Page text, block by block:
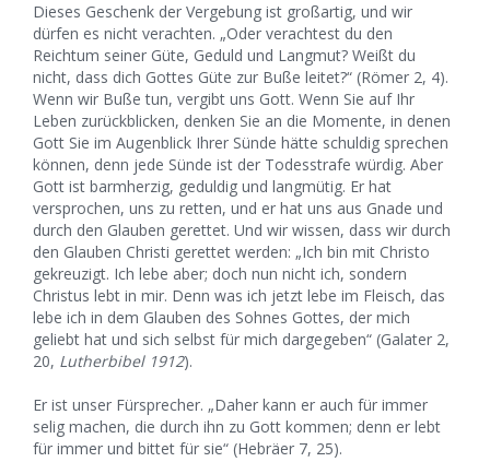
Dieses Geschenk der Vergebung ist großartig, und wir
dürfen es nicht verachten. „Oder verachtest du den
Reichtum seiner Güte, Geduld und Langmut? Weißt du
nicht, dass dich Gottes Güte zur Buße leitet?“ (Römer 2, 4).
Wenn wir Buße tun, vergibt uns Gott. Wenn Sie auf Ihr
Leben zurückblicken, denken Sie an die Momente, in denen
Gott Sie im Augenblick Ihrer Sünde hätte schuldig sprechen
können, denn jede Sünde ist der Todesstrafe würdig. Aber
Gott ist barmherzig, geduldig und langmütig. Er hat
versprochen, uns zu retten, und er hat uns aus Gnade und
durch den Glauben gerettet. Und wir wissen, dass wir durch
den Glauben Christi gerettet werden: „Ich bin mit Christo
gekreuzigt. Ich lebe aber; doch nun nicht ich, sondern
Christus lebt in mir. Denn was ich jetzt lebe im Fleisch, das
lebe ich in dem Glauben des Sohnes Gottes, der mich
geliebt hat und sich selbst für mich dargegeben“ (Galater 2,
20, Lutherbibel 1912).
Er ist unser Fürsprecher. „Daher kann er auch für immer
selig machen, die durch ihn zu Gott kommen; denn er lebt
für immer und bittet für sie“ (Hebräer 7, 25).